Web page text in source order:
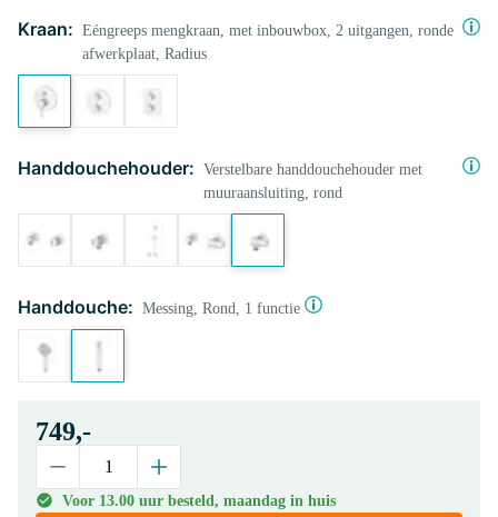
Kraan: Eéngreeps mengkraan, met inbouwbox, 2 uitgangen, ronde
afwerkplaat, Radius
Handdouchehouder: Verstelbare handdouchehouder met
muuraansluiting, rond
Handdouche: Messing, Rond, 1 functie
749,-
Voor 13.00 uur besteld, maandag in huis